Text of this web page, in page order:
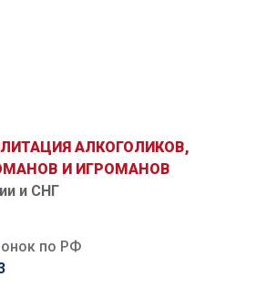
АЛКОГОЛИКОВ,
И ИГРОМАНОВ
и СНГ
по РФ